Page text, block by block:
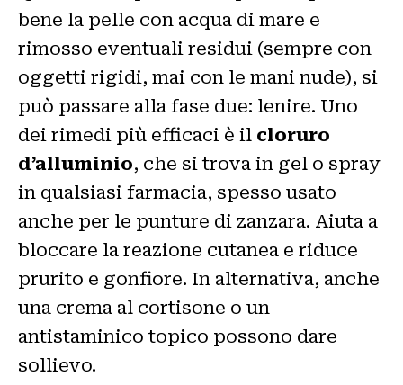
bene la pelle con acqua di mare e
rimosso eventuali residui (sempre con
oggetti rigidi, mai con le mani nude), si
può passare alla fase due: lenire. Uno
dei rimedi più efficaci è il cloruro
d’alluminio, che si trova in gel o spray
in qualsiasi farmacia, spesso usato
anche per le punture di zanzara. Aiuta a
bloccare la reazione cutanea e riduce
prurito e gonfiore. In alternativa, anche
una crema al cortisone o un
antistaminico topico possono dare
sollievo.